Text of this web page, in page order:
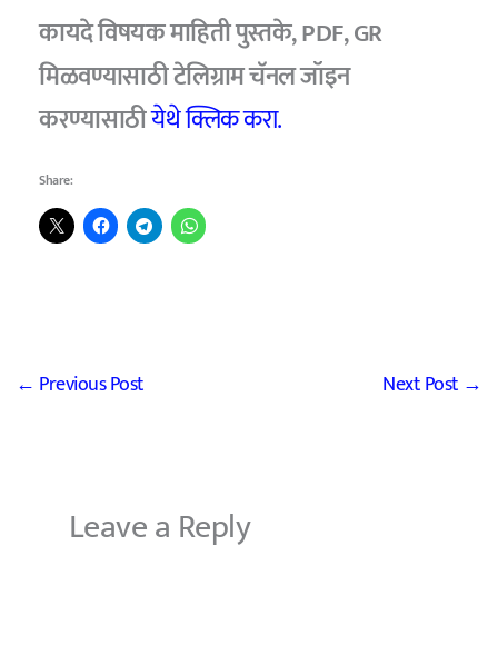
कायदे विषयक माहिती पुस्तके, PDF, GR
मिळवण्यासाठी टेलिग्राम चॅनल जॉइन
करण्यासाठीयेथे क्लिक करा.
Share:
← Previous Post Next Post →
Leave a Reply